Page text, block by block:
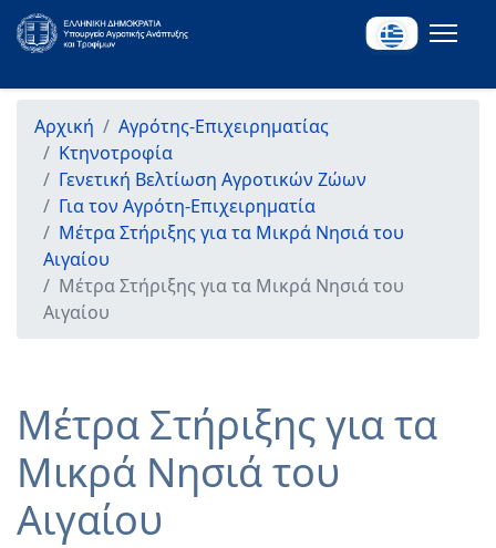
Αρχική
Αγρότης-Επιχειρηματίας
Κτηνοτροφία
Γενετική Βελτίωση Αγροτικών Ζώων
Για τον Αγρότη-Επιχειρηματία
Μέτρα Στήριξης για τα Μικρά Νησιά του
Αιγαίου
Μέτρα Στήριξης για τα Μικρά Νησιά του
Αιγαίου
Μέτρα Στήριξης για τα
Μικρά Νησιά του
Αιγαίου